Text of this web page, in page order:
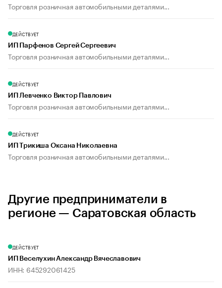
Торговля розничная автомобильными деталями...
ДЕЙСТВУЕТ
ИП Парфенов Сергей Сергеевич
Торговля розничная автомобильными деталями...
ДЕЙСТВУЕТ
ИП Левченко Виктор Павлович
Торговля розничная автомобильными деталями...
ДЕЙСТВУЕТ
ИП Трикиша Оксана Николаевна
Торговля розничная автомобильными деталями...
Другие предприниматели в
регионе — Саратовская область
ДЕЙСТВУЕТ
ИП Веселухин Александр Вячеславович
ИНН: 645292061425